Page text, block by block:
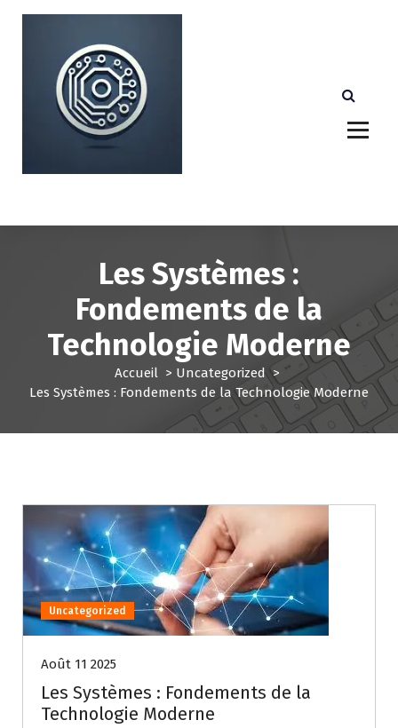
e
Les Systèmes :
Fondements de la
Technologie Moderne
Accueil > Uncategorized>
Les Systèmes : Fondements de la Technologie Moderne
Uncategorized
Août 11 2025
Les Systèmes : Fondements de la
Technologie Moderne